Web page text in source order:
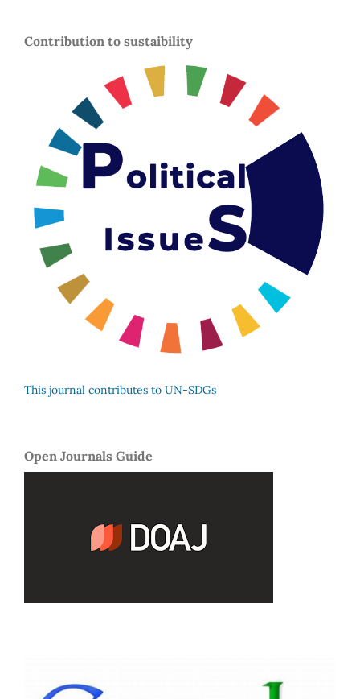
Contribution to sustaibility
This journal contributes to UN-SDGs
Open Journals Guide